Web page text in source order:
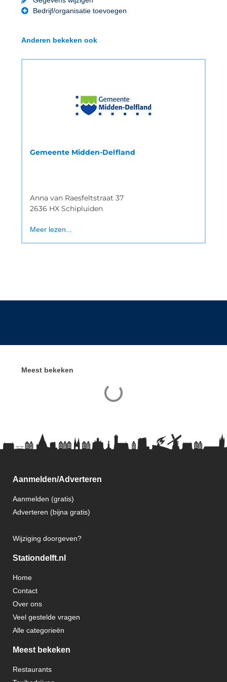
Bedrijf/organisatie toevoegen
Anderen bekeken ook
Gemeente Midden-Delfland
Anna van Raesfeltstraat 37
2636 HX Schipluiden
Meer lezen...
Meest bekeken
Aanmelden/Adverteren
Aanmelden (gratis)
Adverteren (bijna gratis)
Wijziging doorgeven?
Stationdelft.nl
Home
Contact
Over ons
Veel gestelde vragen
Alle categorieën
Meest bekeken
Restaurants